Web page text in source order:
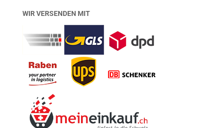
WIR VERSENDEN MIT